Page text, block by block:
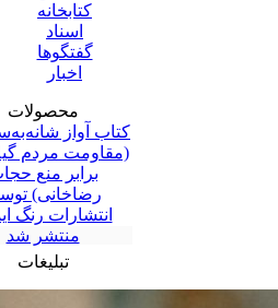
کتابخانه
اسناد
گفتگوها
اخبار
محصولات
تبلیغات